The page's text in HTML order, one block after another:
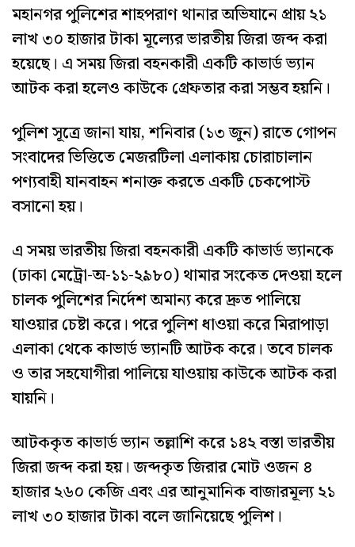
মহানগর পুলিশের শাহপরাণ থানার অভিযানে প্রায় ২১
লাখ ৩০ হাজার টাকা মূল্যের ভারতীয় জিরা জব্দ করা
হয়েছে। এ সময় জিরা বহনকারী একটি কাভার্ড ভ্যান
আটক করা হলেও কাউকে গ্রেফতার করা সম্ভব হয়নি।
পুলিশ সূত্রে জানা যায়, শনিবার (১৩ জুন) রাতে গোপন
সংবাদের ভিত্তিতে মেজরটিলা এলাকায় চোরাচালান
পণ্যবাহী যানবাহন শনাক্ত করতে একটি চেকপোস্ট
বসানো হয়।
এ সময় ভারতীয় জিরা বহনকারী একটি কাভার্ড ভ্যানকে
(ঢাকা মেট্রো-অ-১১-২৯৮০) থামার সংকেত দেওয়া হলে
চালক পুলিশের নির্দেশ অমান্য করে দ্রুত পালিয়ে
যাওয়ার চেষ্টা করে। পরে পুলিশ ধাওয়া করে মিরাপাড়া
এলাকা থেকে কাভার্ড ভ্যানটি আটক করে। তবে চালক
ও তার সহযোগীরা পালিয়ে যাওয়ায় কাউকে আটক করা
যায়নি।
আটককৃত কাভার্ড ভ্যান তল্লাশি করে ১৪২ বস্তা ভারতীয়
জিরা জব্দ করা হয়। জব্দকৃত জিরার মোট ওজন ৪
হাজার ২৬০ কেজি এবং এর আনুমানিক বাজারমূল্য ২১
লাখ ৩০ হাজার টাকা বলে জানিয়েছে পুলিশ।